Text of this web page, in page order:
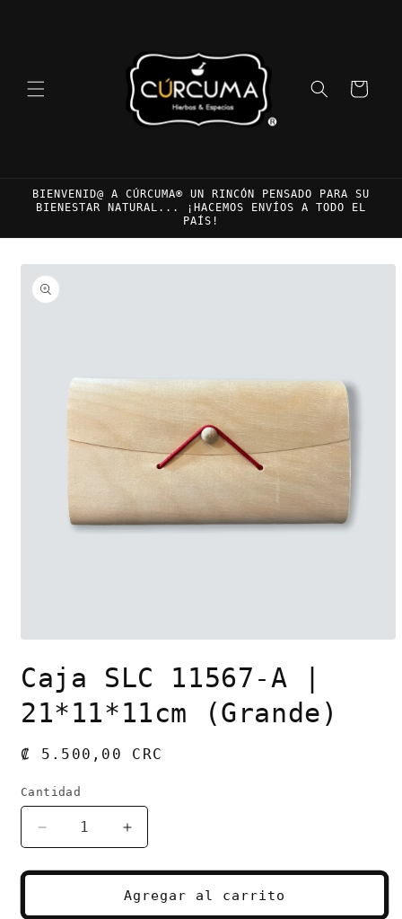
Carrito
BIENVENID@ A CÚRCUMA® UN RINCÓN PENSADO PARA SU
BIENESTAR NATURAL... ¡HACEMOS ENVÍOS A TODO EL
PAÍS!
directamente
a la
información
multimedia
1
en
una
ventana
Caja SLC 11567-A |
21*11*11cm (Grande)
Precio
₡ 5.500,00 CRC
Cantidad
Cantidad
Reducir
cantidad
para
Aumentar
cantidad
para
Caja
Agregar al carrito